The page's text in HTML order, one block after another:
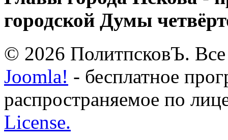
городской Думы
© 2026 ПолитпсковЪ.
Joomla! - бесплатное
распространяемое по
License.